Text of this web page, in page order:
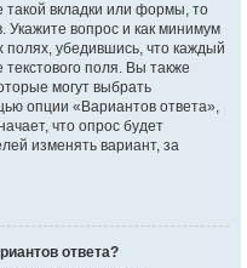
такой вкладки или формы, то
Укажите вопрос и как минимум
полях, убедившись, что каждый
поля. Вы также
могут выбрать
опции «Вариантов ответа»,
что опрос будет
изменять вариант, за
ответа?